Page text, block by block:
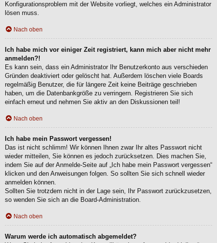
Konfigurationsproblem mit der Website vorliegt, welches ein Administrator
lösen muss.
Nach oben
Ich habe mich vor einiger Zeit registriert, kann mich aber nicht mehr
anmelden?!
Es kann sein, dass ein Administrator Ihr Benutzerkonto aus verschieden
Gründen deaktiviert oder gelöscht hat. Außerdem löschen viele Boards
regelmäßig Benutzer, die für längere Zeit keine Beiträge geschrieben
haben, um die Datenbankgröße zu verringern. Registrieren Sie sich
einfach erneut und nehmen Sie aktiv an den Diskussionen teil!
Nach oben
Ich habe mein Passwort vergessen!
Das ist nicht schlimm! Wir können Ihnen zwar Ihr altes Passwort nicht
wieder mitteilen, Sie können es jedoch zurücksetzen. Dies machen Sie,
indem Sie auf der Anmelde-Seite auf „Ich habe mein Passwort vergessen“
klicken und den Anweisungen folgen. So sollten Sie sich schnell wieder
anmelden können.
Sollten Sie trotzdem nicht in der Lage sein, Ihr Passwort zurückzusetzen,
so wenden Sie sich an die Board-Administration.
Nach oben
Warum werde ich automatisch abgemeldet?